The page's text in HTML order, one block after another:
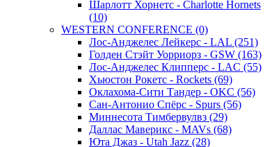
Шарлотт Хорнетс - Charlotte Hornets
(10)
WESTERN CONFERENCE (0)
Лос-Анджелес Лейкерс - LAL (251)
Голден Стэйт Уорриорз - GSW (163)
Лос-Анджелес Клипперс - LAC (55)
Хьюстон Рокетс - Rockets (69)
Оклахома-Сити Тандер - OKC (56)
Сан-Антонио Спёрс - Spurs (56)
Миннесота Тимбервулвз (29)
Даллас Маверикс - MAVs (68)
Юта Джаз - Utah Jazz (28)